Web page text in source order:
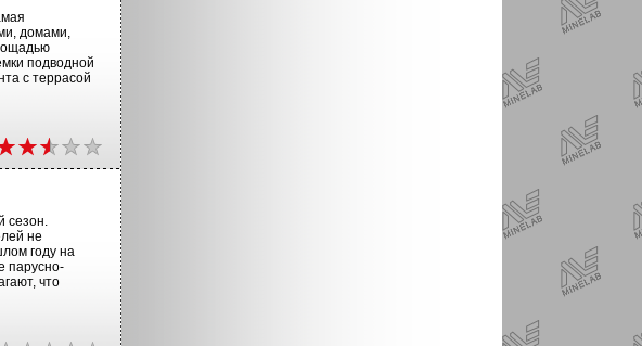
домами,
подводной
с террасой
сезон.
не
году на
парусно-
что